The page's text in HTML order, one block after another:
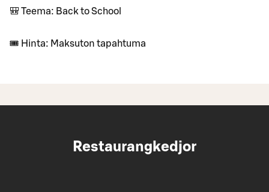
🎒 Teema: Back to School
🎟️ Hinta: Maksuton tapahtuma
Restaurangkedjor